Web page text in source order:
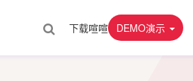
下载喧喧 DEMO演示